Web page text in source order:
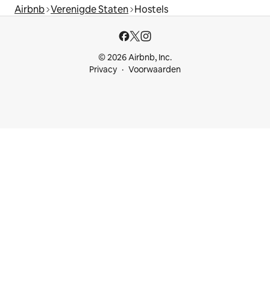
Airbnb Verenigde Staten Hostels
© 2026 Airbnb, Inc.
Privacy
Voorwaarden